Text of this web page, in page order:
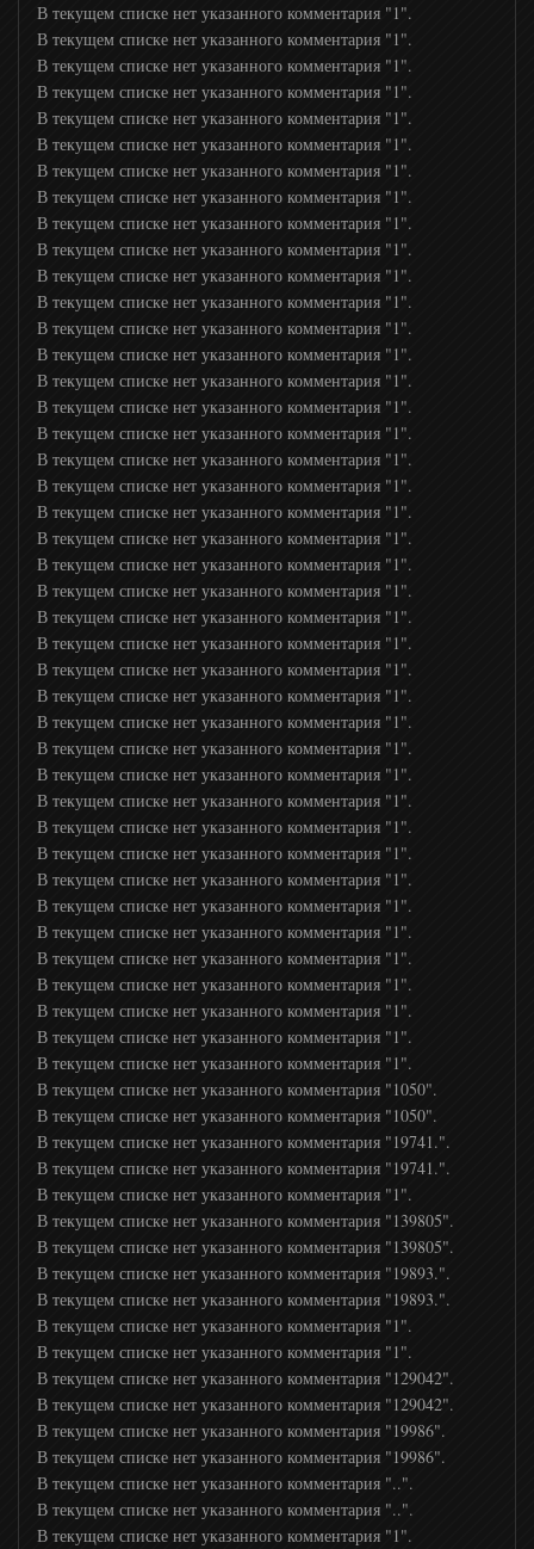
МСМ ТОР
Прямой
24 Украина
Дождь
РТР Планета
Мир 24 ТВ
BBC News
Russia Today Doc
DNK
Eurosport
Setanta Sports
Сетанта Спорт Плюс
Боец ТВ
Бокс тв
КХЛ ТВ
Беларусь 5
Матч! Премьер
Спорт 1 UA
В текущем списке нет указанного комментария "1".
В текущем списке нет указанного комментария "1".
В текущем списке нет указанного комментария "1".
В текущем списке нет указанного комментария "1".
В текущем списке нет указанного комментария "1".
В текущем списке нет указанного комментария "1".
В текущем списке нет указанного комментария "1".
В текущем списке нет указанного комментария "1".
В текущем списке нет указанного комментария "1".
В текущем списке нет указанного комментария "1".
В текущем списке нет указанного комментария "1".
В текущем списке нет указанного комментария "1".
В текущем списке нет указанного комментария "1".
В текущем списке нет указанного комментария "1".
В текущем списке нет указанного комментария "1".
В текущем списке нет указанного комментария "1".
В текущем списке нет указанного комментария "1".
В текущем списке нет указанного комментария "1".
В текущем списке нет указанного комментария "1".
В текущем списке нет указанного комментария "1".
В текущем списке нет указанного комментария "1".
В текущем списке нет указанного комментария "1".
В текущем списке нет указанного комментария "1".
В текущем списке нет указанного комментария "1".
В текущем списке нет указанного комментария "1".
В текущем списке нет указанного комментария "1".
В текущем списке нет указанного комментария "1".
В текущем списке нет указанного комментария "1".
В текущем списке нет указанного комментария "1".
В текущем списке нет указанного комментария "1".
В текущем списке нет указанного комментария "1".
В текущем списке нет указанного комментария "1".
В текущем списке нет указанного комментария "1".
В текущем списке нет указанного комментария "1".
В текущем списке нет указанного комментария "1".
В текущем списке нет указанного комментария "1".
В текущем списке нет указанного комментария "1".
В текущем списке нет указанного комментария "1".
В текущем списке нет указанного комментария "1".
В текущем списке нет указанного комментария "1".
В текущем списке нет указанного комментария "1".
В текущем списке нет указанного комментария "1050".
В текущем списке нет указанного комментария "1050".
В текущем списке нет указанного комментария "19741.".
В текущем списке нет указанного комментария "19741.".
В текущем списке нет указанного комментария "1".
В текущем списке нет указанного комментария "139805".
В текущем списке нет указанного комментария "139805".
В текущем списке нет указанного комментария "19893.".
В текущем списке нет указанного комментария "19893.".
В текущем списке нет указанного комментария "1".
В текущем списке нет указанного комментария "1".
В текущем списке нет указанного комментария "129042".
В текущем списке нет указанного комментария "129042".
В текущем списке нет указанного комментария "19986".
В текущем списке нет указанного комментария "19986".
В текущем списке нет указанного комментария "..".
В текущем списке нет указанного комментария "..".
В текущем списке нет указанного комментария "1".